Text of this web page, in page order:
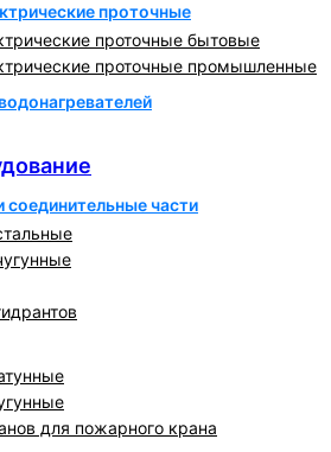
проточные
проточные бытовые
проточные промышленные
части
для пожарного крана